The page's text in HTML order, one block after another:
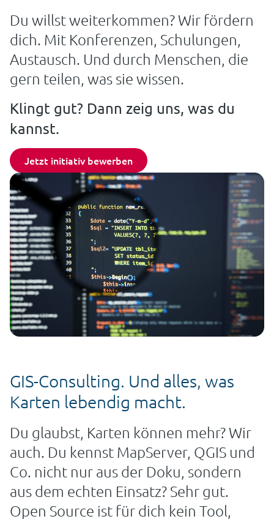
Du willst weiterkommen? Wir fördern
dich. Mit Konferenzen, Schulungen,
Austausch. Und durch Menschen, die
gern teilen, was sie wissen.
Klingt gut? Dann zeig uns, was du
kannst.
Jetzt initiativ bewerben
GIS-Consulting. Und alles, was
Karten lebendig macht.
Du glaubst, Karten können mehr? Wir
auch. Du kennst MapServer, QGIS und
Co. nicht nur aus der Doku, sondern
aus dem echten Einsatz? Sehr gut.
Open Source ist für dich kein Tool,